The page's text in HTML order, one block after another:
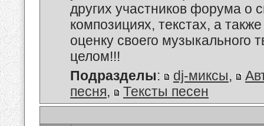
других участников форума о
композициях, текстах, а
оценку своего музыкального
целом!!!
Подразделы: dj-миксы,
песня, Тексты песен